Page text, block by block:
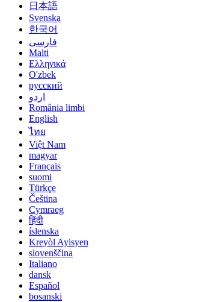
日本語
Svenska
한국어
فارسی
Malti
Ελληνικά
O'zbek
русский
اردو
România limbi
English
ไทย
Việt Nam
magyar
Français
suomi
Türkçe
Čeština
Cymraeg
हिंदी
íslenska
Kreyòl Ayisyen
slovenščina
Italiano
dansk
Español
bosanski